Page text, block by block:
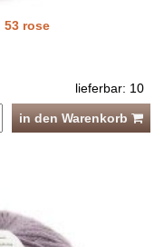
53 rose
lieferbar: 10
in den Warenkorb